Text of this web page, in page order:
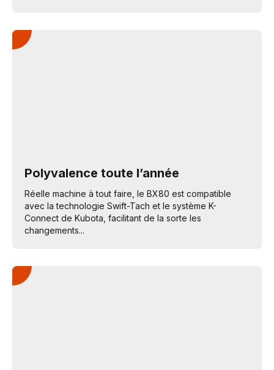
Polyvalence toute l’année
Réelle machine à tout faire, le BX80 est compatible
avec la technologie Swift-Tach et le système K-
Connect de Kubota, facilitant de la sorte les
changements...